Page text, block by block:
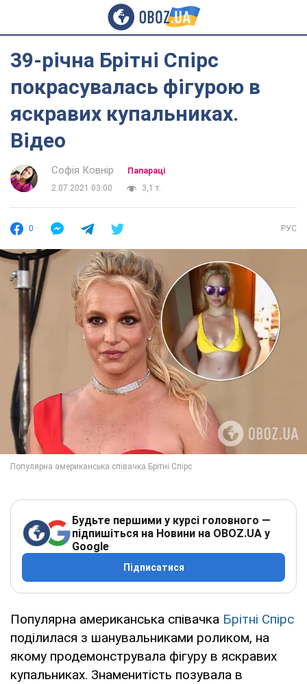
39-річна Брітні Спірс
покрасувалась фігурою в
яскравих купальниках.
Відео
Софія Ковнір
Папараці
2.07.2021 03:00
3,1 т.
0 РУС
Будьте першими у курсі головного —
підпишіться на Новини на OBOZ.UA у
Google
Підписатися
Популярна американська співачка Брітні Спірс
поділилася з шанувальниками роликом, на
якому продемонструвала фігуру в яскравих
купальниках. Знаменитість позувала в